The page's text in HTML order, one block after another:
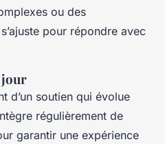
ou des
pour répondre avec
jour
d’un soutien qui évolue
régulièrement de
garantir une expérience